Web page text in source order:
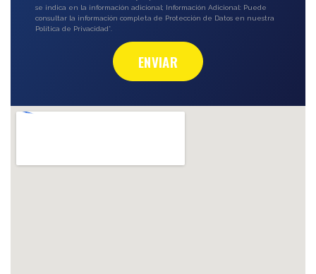
se indica en la información adicional; Información Adicional: Puede
consultar la información completa de Protección de Datos en nuestra
Política de Privacidad*.
ENVIAR